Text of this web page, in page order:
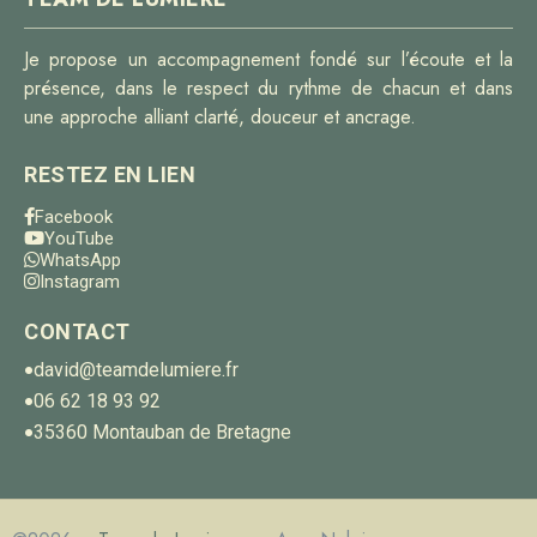
Je propose un accompagnement fondé sur l’écoute et la
présence, dans le respect du rythme de chacun et dans
une approche alliant clarté, douceur et ancrage.
RESTEZ EN LIEN
Facebook
YouTube
WhatsApp
Instagram
CONTACT
●david@teamdelumiere.fr
●06 62 18 93 92
●35360 Montauban de Bretagne